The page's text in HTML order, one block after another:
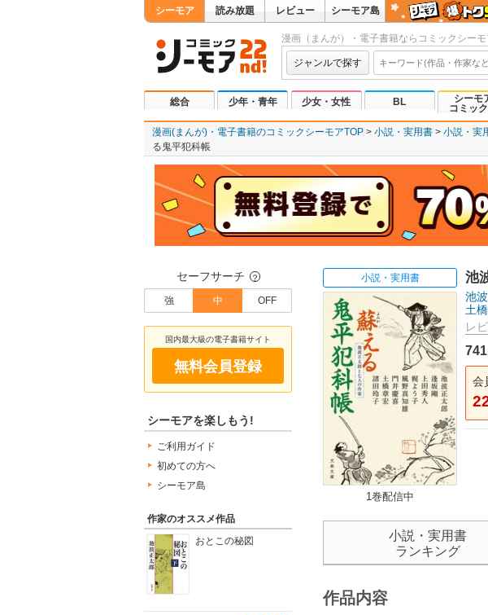
シーモア 読み放題 レビュー シーモア島
漫画（まんが）・電子書籍ならコミックシーモ
ジャンルで探す
総合 少年・青年 少女・女性 BL
シーモ
コミッ
漫画(まんが)・電子書籍のコミックシーモアTOP 小説・実用書 小説・実
る鬼平犯科帳
セーフサーチ ？
強 中 OFF
国内最大級の電子書籍サイト
無料会員登録
シーモアを楽しもう!
ご利用ガイド
初めての方へ
シーモア島
作家のオススメ作品
おとこの秘図
小説・実用書
1巻配信中
池
池
土
レ
会
小説・実用書
ランキング
作品内容